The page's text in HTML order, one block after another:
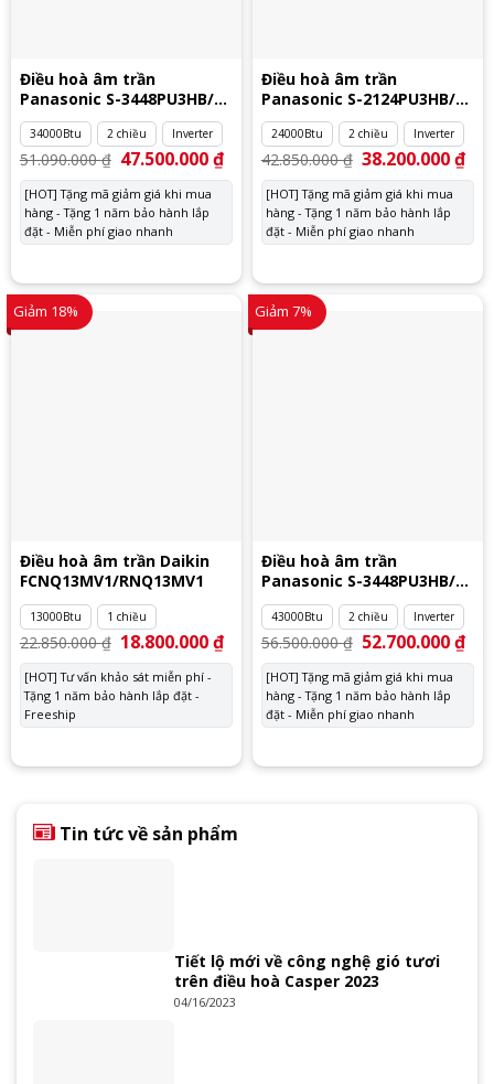
Điều hoà âm trần
Panasonic S-3448PU3HB/U-
34PZ3H5
34000Btu 2 chiều Inverter
51.090.000₫ Giá
gốc
là:
51.090.000 ₫.
47.500.000₫Giá
tại
47.500.000 ₫.
[HOT] Tặng mã giảm giá khi mua
hàng - Tặng 1 năm bảo hành lắp
đặt - Miễn phí giao nhanh
Điều hoà âm trần
Panasonic S-2124PU3HB/U-
24PZ3H5
24000Btu 2 chiều Inverter
42.850.000₫ Giá
gốc
là:
42.850.000 ₫.
38.200.000₫Giá
tại
[HOT] Tặng mã giảm giá khi mua
hàng - Tặng 1 năm bảo hành lắp
đặt - Miễn phí giao nhanh
Giảm 18%
Điều hoà âm trần Daikin
FCNQ13MV1/RNQ13MV1
13000Btu 1 chiều
22.850.000₫ Giá
gốc
là:
22.850.000 ₫.
18.800.000₫Giá
tại
18.800.000 ₫.
[HOT] Tư vấn khảo sát miễn phí -
Tặng 1 năm bảo hành lắp đặt -
Freeship
Giảm 7%
Điều hoà âm trần
Panasonic S-3448PU3HB/U-
43PZ3H8
43000Btu 2 chiều Inverter
56.500.000₫ Giá
gốc
là:
56.500.000 ₫.
52.700.000₫Giá
tại
[HOT] Tặng mã giảm giá khi mua
hàng - Tặng 1 năm bảo hành lắp
đặt - Miễn phí giao nhanh
Tin tức về sản phẩm
Tiết lộ mới về công nghệ gió tươi
trên điều hoà Casper 2023
04/16/2023